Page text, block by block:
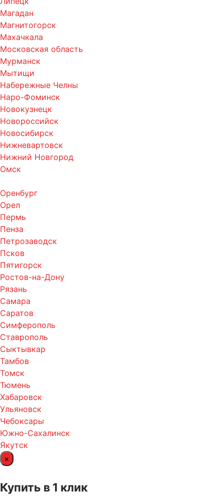
Магадан
Магнитогорск
Махачкала
Московская область
Мурманск
Мытищи
Набережные Челны
Наро-Фоминск
Новокузнецк
Новороссийск
Новосибирск
Нижневартовск
Нижний Новгород
Омск
Оренбург
Орел
Пермь
Пенза
Петрозаводск
Псков
Пятигорск
Ростов-на-Дону
Рязань
Самара
Саратов
Симферополь
Ставрополь
Сыктывкар
Тамбов
Томск
Тюмень
Хабаровск
Ульяновск
Чебоксары
Южно-Сахалинск
Якутск
×
Купить в 1 клик